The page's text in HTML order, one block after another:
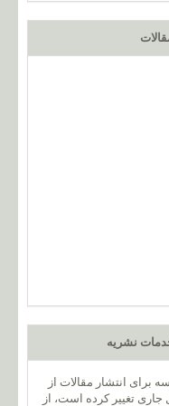
نشریه
برای انتشار مقالات از
جاری تغییر کرده است، از